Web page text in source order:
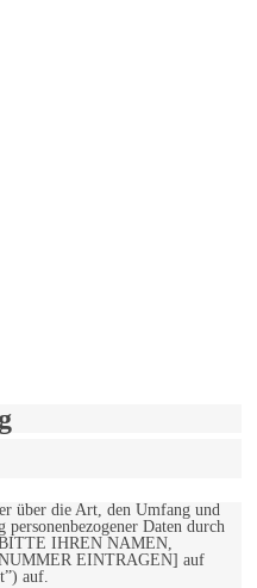
über die Art, den Umfang und
Daten durch
IHREN NAMEN,
EINTRAGEN] auf
auf.